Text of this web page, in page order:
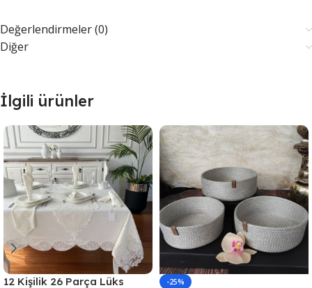
Değerlendirmeler (0)
Diğer
İlgili ürünler
12 Kişilik 26 Parça Lüks -25%